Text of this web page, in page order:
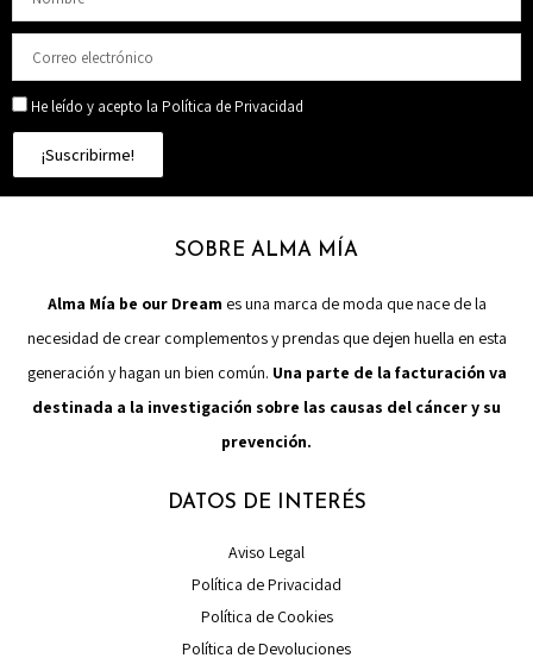
He leído y acepto la Política de Privacidad
¡Suscribirme!
SOBRE ALMA MÍA
Alma Mía be our Dream es una marca de moda que nace de la
necesidad de crear complementos y prendas que dejen huella en esta
generación y hagan un bien común. Una parte de la facturación va
destinada a la investigación sobre las causas del cáncer y su
prevención.
DATOS DE INTERÉS
Aviso Legal
Política de Privacidad
Política de Cookies
Política de Devoluciones